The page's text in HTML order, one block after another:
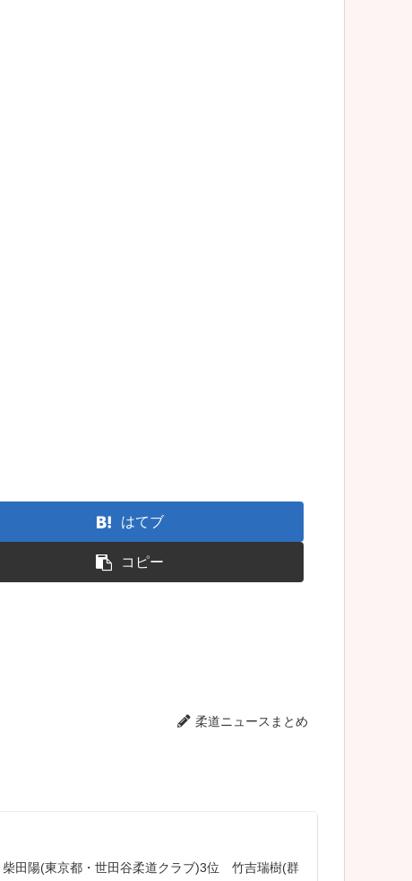
はてブ
コピー
柔道ニュースまとめ
田陽(東京都・世田谷柔道クラブ)3位 竹吉瑞樹(群